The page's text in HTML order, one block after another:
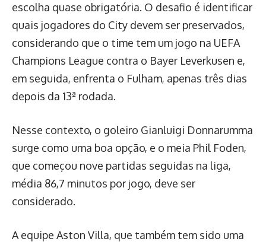
escolha quase obrigatória. O desafio é identificar
quais jogadores do City devem ser preservados,
considerando que o time tem um jogo na UEFA
Champions League contra o Bayer Leverkusen e,
em seguida, enfrenta o Fulham, apenas três dias
depois da 13ª rodada.
Nesse contexto, o goleiro Gianluigi Donnarumma
surge como uma boa opção, e o meia Phil Foden,
que começou nove partidas seguidas na liga,
média 86,7 minutos por jogo, deve ser
considerado.
A equipe Aston Villa, que também tem sido uma